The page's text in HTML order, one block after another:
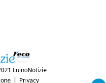
LuinoNotizie
| Privacy